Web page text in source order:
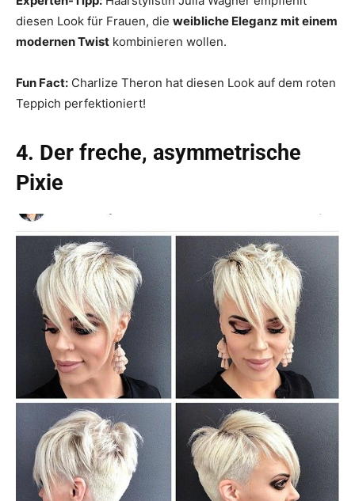
diesen Look für Frauen, die weibliche Eleganz mit einem
modernen Twist kombinieren wollen.
Fun Fact: Charlize Theron hat diesen Look auf dem roten
Teppich perfektioniert!
4. Der freche, asymmetrische
Pixie